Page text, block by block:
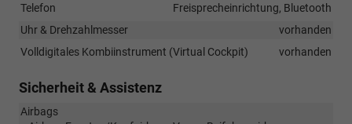
Telefon
Freisprecheinrichtung, Bluetooth
Uhr & Drehzahlmesser
vorhanden
Volldigitales Kombiinstrument (Virtual Cockpit)
vorhanden
Sicherheit & Assistenz
Airbags